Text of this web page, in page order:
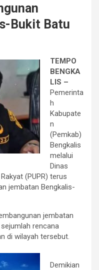
Bukit Batu
TEMPO
BENGKA
LIS –
Pemerinta
h
Kabupate
n
(Pemkab)
Bengkalis
melalui
Dinas
(PUPR) terus
jembatan Bengkalis-
jembatan
rencana
di wilayah tersebut.
Demikian